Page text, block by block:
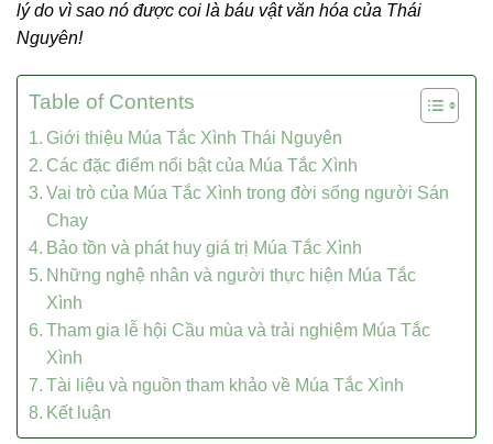
lý do vì sao nó được coi là báu vật văn hóa của Thái
Nguyên!
Table of Contents
Giới thiệu Múa Tắc Xình Thái Nguyên
Các đặc điểm nổi bật của Múa Tắc Xình
Vai trò của Múa Tắc Xình trong đời sống người Sán
Chay
Bảo tồn và phát huy giá trị Múa Tắc Xình
Những nghệ nhân và người thực hiện Múa Tắc
Xình
Tham gia lễ hội Cầu mùa và trải nghiệm Múa Tắc
Xình
Tài liệu và nguồn tham khảo về Múa Tắc Xình
Kết luận